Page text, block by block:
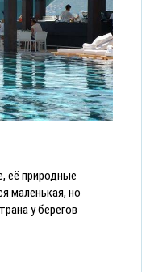
её природные
маленькая, но
у берегов